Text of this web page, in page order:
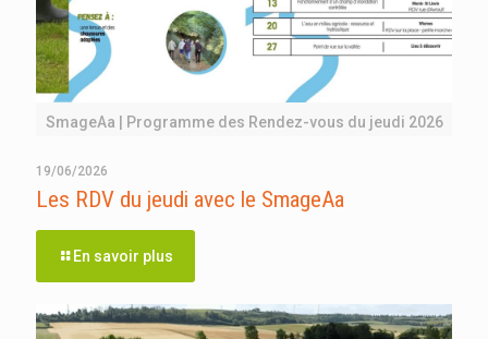
SmageAa | Programme des Rendez-vous du jeudi 2026
19/06/2026
Les RDV du jeudi avec le SmageAa
En savoir plus